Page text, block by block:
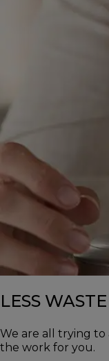
LESS
We are all trying
the work for you.